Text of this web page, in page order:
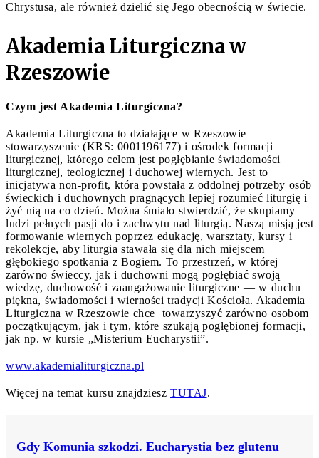
Chrystusa, ale również dzielić się Jego obecnością w świecie.
Akademia Liturgiczna w
Rzeszowie
Czym jest Akademia Liturgiczna?
Akademia Liturgiczna to działające w Rzeszowie
stowarzyszenie (KRS: 0001196177) i ośrodek formacji
liturgicznej, którego celem jest pogłębianie świadomości
liturgicznej, teologicznej i duchowej wiernych. Jest to
inicjatywa non-profit, która powstała z oddolnej potrzeby osób
świeckich i duchownych pragnących lepiej rozumieć liturgię i
żyć nią na co dzień. Można śmiało stwierdzić, że skupiamy
ludzi pełnych pasji do i zachwytu nad liturgią. Naszą misją jest
formowanie wiernych poprzez edukację, warsztaty, kursy i
rekolekcje, aby liturgia stawała się dla nich miejscem
głębokiego spotkania z Bogiem. To przestrzeń, w której
zarówno świeccy, jak i duchowni mogą pogłębiać swoją
wiedzę, duchowość i zaangażowanie liturgiczne — w duchu
piękna, świadomości i wierności tradycji Kościoła. Akademia
Liturgiczna w Rzeszowie chce towarzyszyć zarówno osobom
początkującym, jak i tym, które szukają pogłębionej formacji,
jak np. w kursie „Misterium Eucharystii”.
www.akademialiturgiczna.pl
Więcej na temat kursu znajdziesz TUTAJ.
Gdy Komunia szkodzi. Eucharystia bez glutenu